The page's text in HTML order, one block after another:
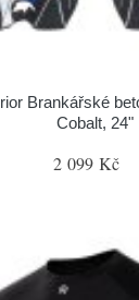
Brankářské
Cobalt, 24"
2 099 Kč